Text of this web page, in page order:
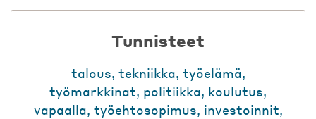
Tunnisteet
talous, tekniikka, työelämä,
työmarkkinat, politiikka, koulutus,
vapaalla, työehtosopimus, investoinnit,